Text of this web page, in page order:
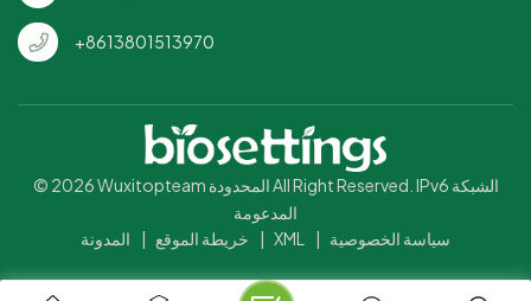
+8613801513970
© 2026 Wuxitopteam المحدودة All Right Reserved. IPv6 الشبكة
المدعومة
المدونة
خريطة الموقع XML سياسة الخصوصية